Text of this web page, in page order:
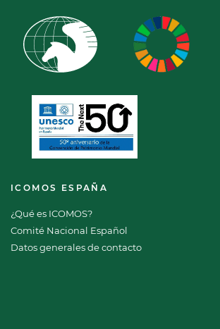
ICOMOS ESPAÑA
¿Qué es ICOMOS?
Comité Nacional Español
Datos generales de contacto